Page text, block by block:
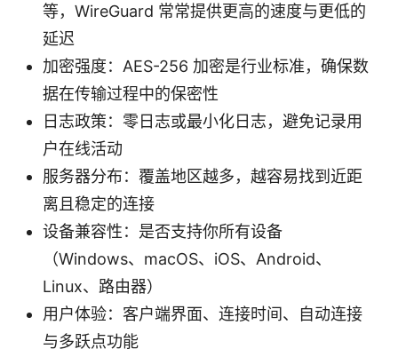
等，WireGuard 常常提供更高的速度与更低的
延迟
加密强度：AES-256 加密是行业标准，确保数
据在传输过程中的保密性
日志政策：零日志或最小化日志，避免记录用
户在线活动
服务器分布：覆盖地区越多，越容易找到近距
离且稳定的连接
设备兼容性：是否支持你所有设备
（Windows、macOS、iOS、Android、
Linux、路由器）
用户体验：客户端界面、连接时间、自动连接
与多跃点功能